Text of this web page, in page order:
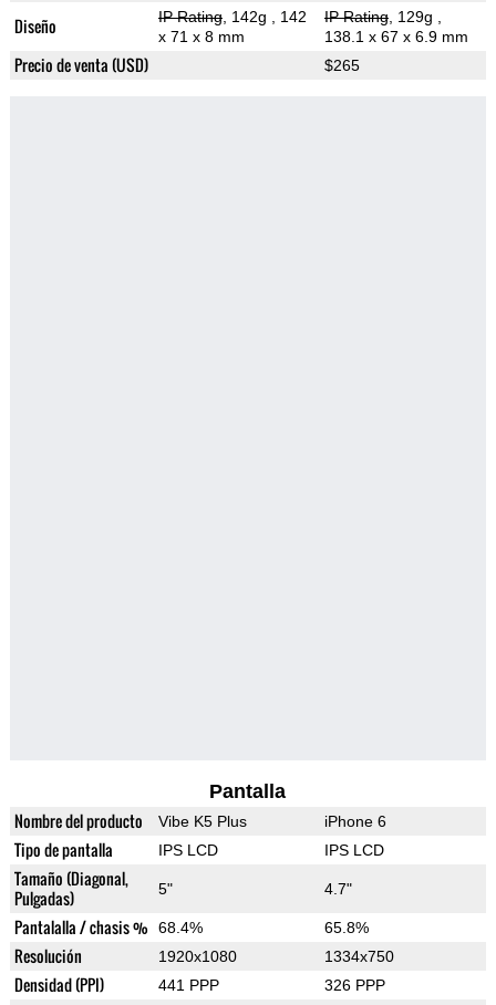
Diseño IP Rating, 142g
, 142
x 71 x 8 mm
IP Rating, 129g
138.1 x 67 x 6.9 mm
Precio de venta (USD) $265
Pantalla
Nombre del producto Vibe K5 Plus iPhone 6
Tipo de pantalla IPS LCD IPS LCD
Tamaño (Diagonal,
Pulgadas)
5" 4.7"
Pantalalla / chasis % 68.4% 65.8%
Resolución 1920x1080 1334x750
Densidad (PPI) 441 PPP 326 PPP